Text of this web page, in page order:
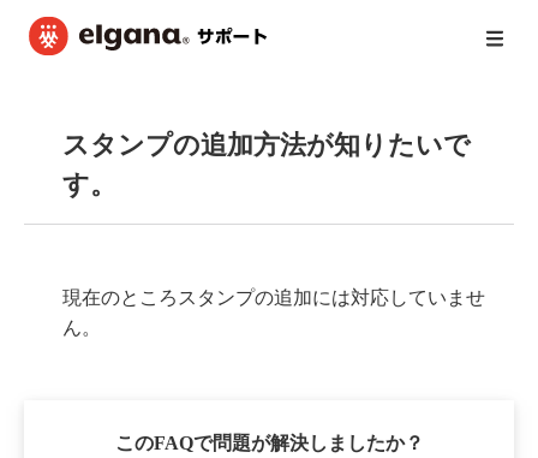
スタンプの追加方法が知りたいで
す。
現在のところスタンプの追加には対応していませ
ん。
このFAQで問題が解決しましたか？